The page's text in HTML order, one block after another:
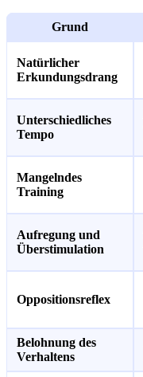
Grund
Natürlicher
Erkundungsdrang
Unterschiedliches
Tempo
Mangelndes
Training
Aufregung und
Überstimulation
Oppositionsreflex
Belohnung des
Verhaltens